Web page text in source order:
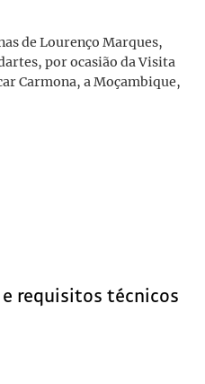
de Lourenço Marques,
por ocasião da Visita
Carmona, a Moçambique,
requisitos técnicos